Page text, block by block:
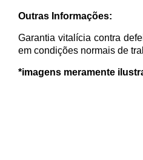
Outras Informações:
Garantia vitalícia contra
em condições normais de
*imagens meramente